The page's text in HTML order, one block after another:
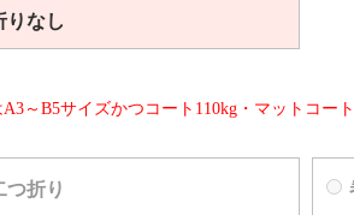
りなし
～B5サイズかつコート110kg・マットコー
つ折り